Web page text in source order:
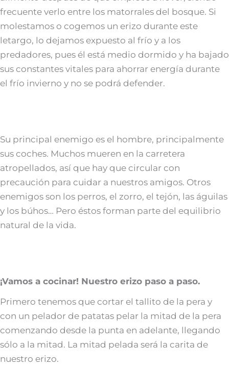
frecuente verlo entre los matorrales del bosque. Si
molestamos o cogemos un erizo durante este
letargo, lo dejamos expuesto al frío y a los
predadores, pues él está medio dormido y ha bajado
sus constantes vitales para ahorrar energía durante
el frío invierno y no se podrá defender.
Su principal enemigo es el hombre, principalmente
sus coches. Muchos mueren en la carretera
atropellados, así que hay que circular con
precaución para cuidar a nuestros amigos. Otros
enemigos son los perros, el zorro, el tejón, las águilas
y los búhos… Pero éstos forman parte del equilibrio
natural de la vida.
¡Vamos a cocinar! Nuestro erizo paso a paso.
Primero tenemos que cortar el tallito de la pera y
con un pelador de patatas pelar la mitad de la pera
comenzando desde la punta en adelante, llegando
sólo a la mitad. La mitad pelada será la carita de
nuestro erizo.